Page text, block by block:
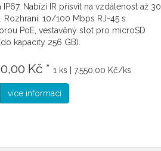
IP67. Nabízí IR přísvit na vzdálenost až 30
Rozhraní: 10/100 Mbps RJ-45 s
PoE, vestavěný slot pro microSD
kapacity 256 GB).
Kč * 1 ks | 7.550,00 Kč/ks
více informací